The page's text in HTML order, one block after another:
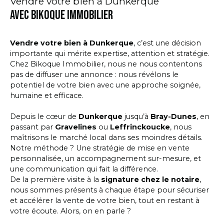
avec Bikoque Immobilier
Vendre votre bien à Dunkerque, c’est une décision
importante qui mérite expertise, attention et stratégie.
Chez Bikoque Immobilier, nous ne nous contentons
pas de diffuser une annonce : nous révélons le
potentiel de votre bien avec une approche soignée,
humaine et efficace.
Depuis le cœur de Dunkerque jusqu’à Bray-Dunes, en
passant par Gravelines ou Leffrinckoucke, nous
maîtrisons le marché local dans ses moindres détails.
Notre méthode ? Une stratégie de mise en vente
personnalisée, un accompagnement sur-mesure, et
une communication qui fait la différence.
De la première visite à la signature chez le notaire,
nous sommes présents à chaque étape pour sécuriser
et accélérer la vente de votre bien, tout en restant à
votre écoute. Alors, on en parle ?